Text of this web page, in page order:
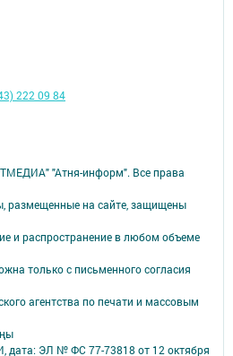
"Атня-информ". Все права
на сайте, защищены
и распространение в любом объеме
только с письменного согласия
агентства по печати и массовым
дата: ЭЛ № ФС 77-73818 от 12 октября
222 09 84